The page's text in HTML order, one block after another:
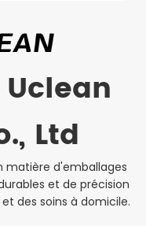
Ltd
matière d'emballages
et de précision
des soins à domicile.